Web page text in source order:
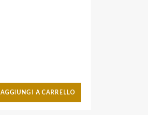
AGGIUNGI A CARRELLO